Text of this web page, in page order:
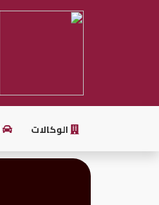
بيع
الوكالات